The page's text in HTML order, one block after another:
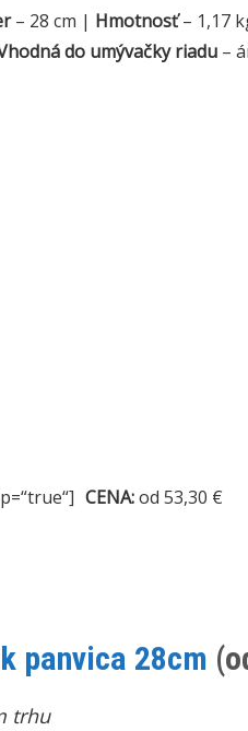
– 28 cm | Hmotnosť– 1,17
do umývačky riadu–
CENA:od 53,30 €
panvica 28cm
trhu